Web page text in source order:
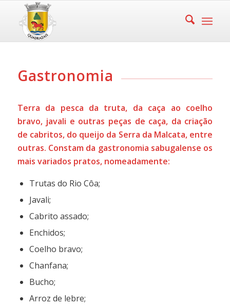
Gastronomia
Terra da pesca da truta, da caça ao coelho
bravo, javali e outras peças de caça, da criação
de cabritos, do queijo da Serra da Malcata, entre
outras. Constam da gastronomia sabugalense os
mais variados pratos, nomeadamente:
Trutas do Rio Côa;
Javali;
Cabrito assado;
Enchidos;
Coelho bravo;
Chanfana;
Bucho;
Arroz de lebre;